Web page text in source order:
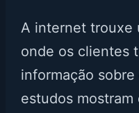
A internet trouxe
onde os clientes
informação
estudos